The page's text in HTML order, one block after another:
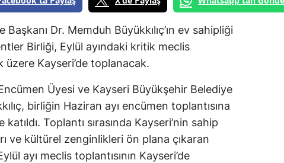
Dr. Memduh Büyükkılıç’ın ev sahipliği
Birliği, Eylül ayındaki kritik meclis
üzere Kayseri’de toplanacak.
Üyesi ve Kayseri Büyükşehir Belediye
birliğin Haziran ayı encümen toplantısına
Toplantı sırasında Kayseri’nin sahip
ve kültürel zenginlikleri ön plana çıkaran
ayı meclis toplantısının Kayseri’de